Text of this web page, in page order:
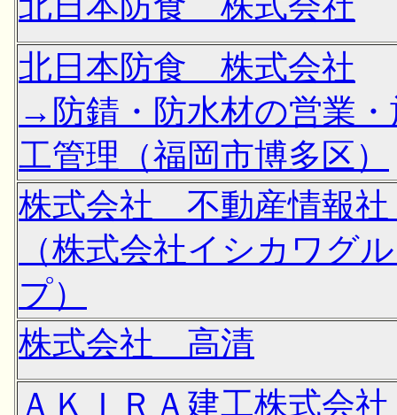
北日本防食 株式会社
→防錆・防水材の営業・
工管理（福岡市博多区）
株式会社 不動産情報
（株式会社イシカワグ
プ）
株式会社 高清
ＡＫＩＲＡ建工株式会社